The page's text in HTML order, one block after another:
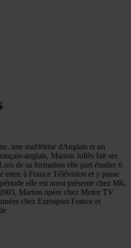
une maI®trise dAnglais et un
anglais, Marion Jollès fait ses
de sa formation elle part étudier 6
entre à France Télévision et y passe
elle est aussi présente chez M6,
Marion opère chez Motor TV
chez Eurosport France et